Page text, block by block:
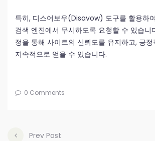
특히, 디스어보우(Disavow) 도구를 활용하
검색 엔진에서 무시하도록 요청할 수 있습니
정을 통해 사이트의 신뢰도를 유지하고, 긍정
지속적으로 얻을 수 있습니다.
0 Comments
Prev Post